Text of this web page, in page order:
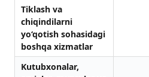
Tiklash va
chiqindilarni
yo‘qotish sohasidagi
boshqa xizmatlar
Kutubxonalar,